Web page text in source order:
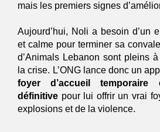
mais les premiers signes
Aujourd’hui, Noli a besoin d’un
et calme pour terminer sa
d’Animals Lebanon sont pleins
foyer d’accueil temporaire
définitive pour lui offrir un vrai
explosions et de la violence.